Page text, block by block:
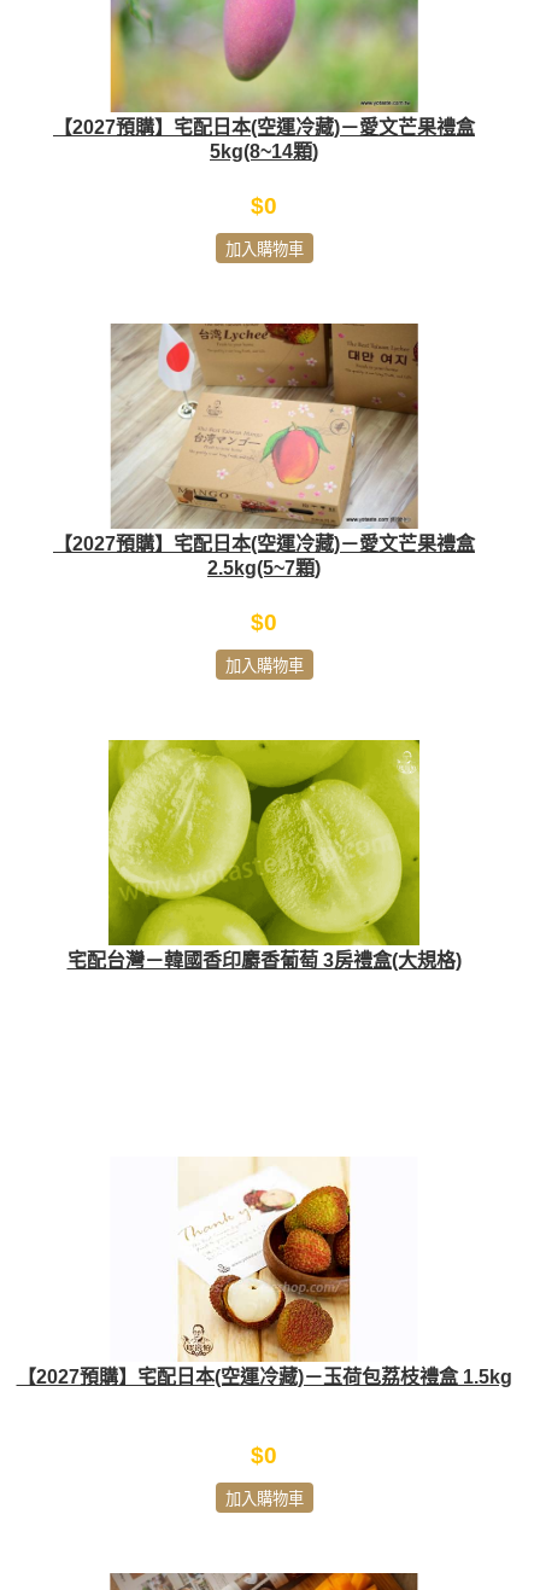
【2027預購】宅配日本(空運冷藏)－愛文芒果禮盒
5kg(8~14顆)
$0
加入購物車
【2027預購】宅配日本(空運冷藏)－愛文芒果禮盒
2.5kg(5~7顆)
$0
加入購物車
宅配台灣－韓國香印麝香葡萄 3房禮盒(大規格)
【2027預購】宅配日本(空運冷藏)－玉荷包荔枝禮盒 1.5kg
$0
加入購物車